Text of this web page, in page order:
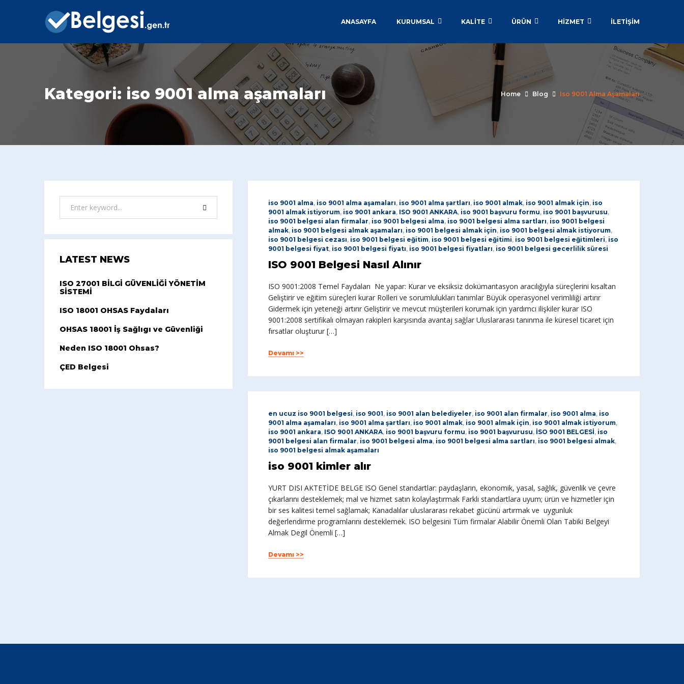
ANASAYFA KURUMSAL KALİTE ÜRÜN HİZMET İLETIŞIM
Kategori: iso 9001 alma aşamaları Home Blog Iso 9001 Alma Aşamaları
iso 9001 alma, iso 9001 alma aşamaları, iso 9001 alma şartları, iso 9001 almak, iso 9001 almak için, iso
9001 almak istiyorum, iso 9001 ankara, ISO 9001 ANKARA, iso 9001 başvuru formu, iso 9001 başvurusu,
iso 9001 belgesi alan firmalar, iso 9001 belgesi alma, iso 9001 belgesi alma sartları, iso 9001 belgesi
almak, iso 9001 belgesi almak aşamaları, iso 9001 belgesi almak için, iso 9001 belgesi almak istiyorum,
iso 9001 belgesi cezası, iso 9001 belgesi eğitim, iso 9001 belgesi eğitimi, iso 9001 belgesi eğitimleri, iso
9001 belgesi fiyat, iso 9001 belgesi fiyatı, iso 9001 belgesi fiyatları, iso 9001 belgesi gecerlilik süresi
ISO 9001 Belgesi Nasıl Alınır
ISO 9001:2008 Temel Faydaları Ne yapar: Kurar ve eksiksiz dokümantasyon aracılığıyla süreçlerini kısaltan
Geliştirir ve eğitim süreçleri kurar Rolleri ve sorumlulukları tanımlar Büyük operasyonel verimliliği artırır
Gidermek için yeteneği artırır Geliştirir ve mevcut müşterileri korumak için yardımcı ilişkiler kurar ISO
9001:2008 sertifikalı olmayan rakipleri karşısında avantaj sağlar Uluslararası tanınma ile küresel ticaret için
fırsatlar oluşturur […]
Devamı >>
en ucuz iso 9001 belgesi, iso 9001, iso 9001 alan belediyeler, iso 9001 alan firmalar, iso 9001 alma, iso
9001 alma aşamaları, iso 9001 alma şartları, iso 9001 almak, iso 9001 almak için, iso 9001 almak istiyorum,
iso 9001 ankara, ISO 9001 ANKARA, iso 9001 başvuru formu, iso 9001 başvurusu, İSO 9001 BELGESİ, iso
9001 belgesi alan firmalar, iso 9001 belgesi alma, iso 9001 belgesi alma sartları, iso 9001 belgesi almak,
iso 9001 belgesi almak aşamaları
iso 9001 kimler alır
YURT DISI AKTETİDE BELGE ISO Genel standartlar: paydaşların, ekonomik, yasal, sağlık, güvenlik ve çevre
çıkarlarını desteklemek; mal ve hizmet satın kolaylaştırmak Farklı standartlara uyum; ürün ve hizmetler için
bir ses kalitesi temel sağlamak; Kanadalılar uluslararası rekabet gücünü artırmak ve uygunluk
değerlendirme programlarını desteklemek. ISO belgesini Tüm firmalar Alabilir Önemli Olan Tabiki Belgeyi
Almak Degil Önemli […]
Devamı >>
LATEST NEWS
ISO 27001 BİLGİ GÜVENLİĞİ YÖNETİM
SİSTEMİ
ISO 18001 OHSAS Faydaları
OHSAS 18001 İş Sağlıgı ve Güvenliği
Neden ISO 18001 Ohsas?
ÇED Belgesi